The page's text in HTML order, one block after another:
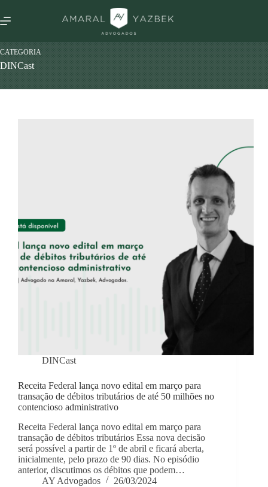
CATEGORIA
DINCast
DINCast
Receita Federal lança novo edital em março para
transação de débitos tributários de até 50 milhões no
contencioso administrativo
Receita Federal lança novo edital em março para
transação de débitos tributários Essa nova decisão
será possível a partir de 1º de abril e ficará aberta,
inicialmente, pelo prazo de 90 dias. No episódio
anterior, discutimos os débitos que podem…
AY Advogados
26/03/2024